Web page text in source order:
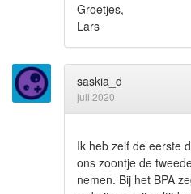
Groetjes,
Lars
saskia_d
juli 2020
Ik heb zelf de eerste
ons zoontje de
nemen. Bij het BPA